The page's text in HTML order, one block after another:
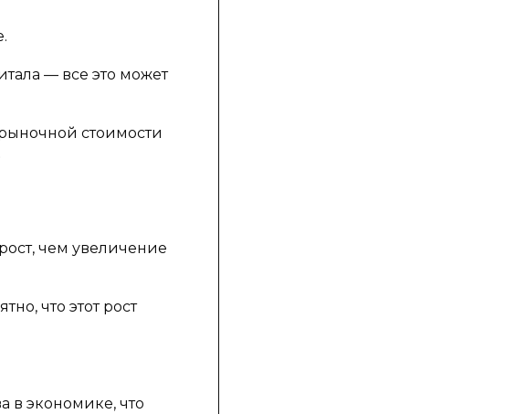
— все это может
стоимости
чем увеличение
что этот рост
в экономике, что